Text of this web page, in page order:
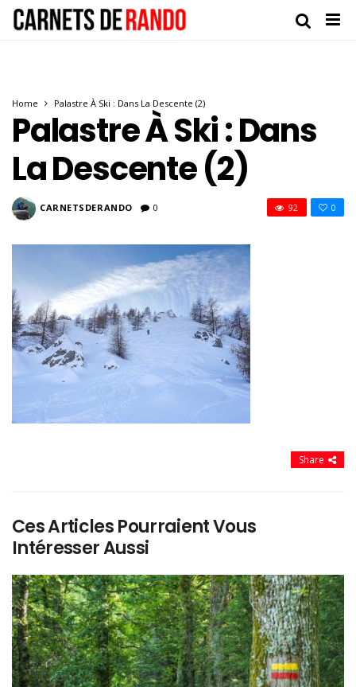
Home Palastre À Ski : Dans La Descente (2)
Palastre À Ski : Dans
La Descente (2)
CARNETSDERANDO 0 0
92
Share
Ces Articles Pourraient Vous
Intéresser Aussi